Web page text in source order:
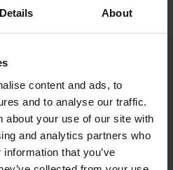
Details About
content and ads, to
and to analyse our traffic.
about your use of our site with
and analytics partners who
that you’ve
Wienerberger
ALLE
TOOLS